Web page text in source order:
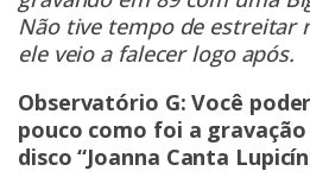
Não tive tempo de estreitar
ele veio a falecer logo após.
Observatório G: Você
pouco como foi a
disco “Joanna Canta